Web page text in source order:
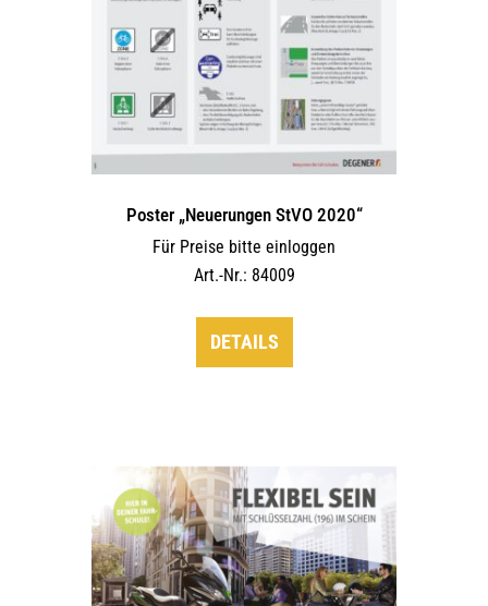
werden
Poster „Neuerungen StVO 2020“
Für Preise bitte einloggen
Art.-Nr.: 84009
DETAILS